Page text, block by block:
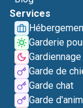
Services
Garderie
Garde de
Garde chat
Garde